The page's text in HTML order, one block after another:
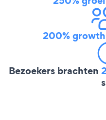
200% growth
Bezoekers brachten